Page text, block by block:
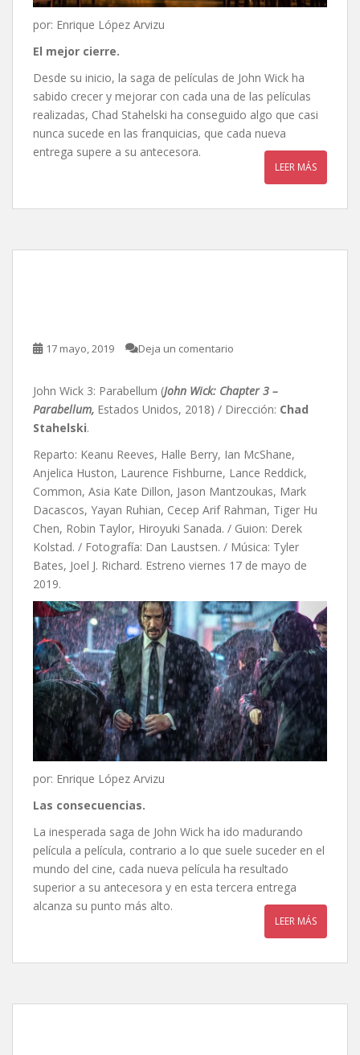
por: Enrique López Arvizu
El mejor cierre.
Desde su inicio, la saga de películas de John Wick ha
sabido crecer y mejorar con cada una de las películas
realizadas, Chad Stahelski ha conseguido algo que casi
nunca sucede en las franquicias, que cada nueva
entrega supere a su antecesora.
LEER MÁS
17 mayo, 2019 Deja un comentario
John Wick 3: Parabellum (John Wick: Chapter 3 –
Parabellum, Estados Unidos, 2018) / Dirección: Chad
Stahelski.
Reparto: Keanu Reeves, Halle Berry, Ian McShane,
Anjelica Huston, Laurence Fishburne, Lance Reddick,
Common, Asia Kate Dillon, Jason Mantzoukas, Mark
Dacascos, Yayan Ruhian, Cecep Arif Rahman, Tiger Hu
Chen, Robin Taylor, Hiroyuki Sanada. / Guion: Derek
Kolstad. / Fotografía: Dan Laustsen. / Música: Tyler
Bates, Joel J. Richard. Estreno viernes 17 de mayo de
2019.
por: Enrique López Arvizu
Las consecuencias.
La inesperada saga de John Wick ha ido madurando
película a película, contrario a lo que suele suceder en el
mundo del cine, cada nueva película ha resultado
superior a su antecesora y en esta tercera entrega
alcanza su punto más alto.
LEER MÁS